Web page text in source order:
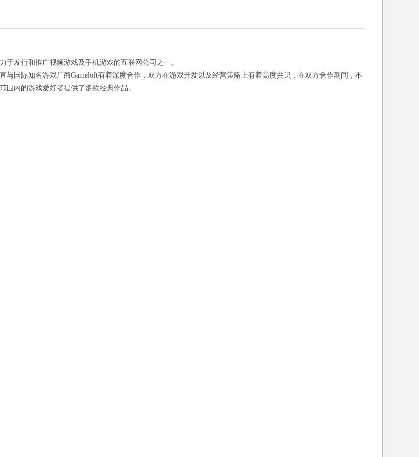
于发行和推广视频游戏及手机游戏的互联网公司之一。
与国际知名游戏厂商Gameloft有着深度合作，双方在游戏开发以及经营策略上有着高度共识，在双方合作期间，不
围内的游戏爱好者提供了多款经典作品。